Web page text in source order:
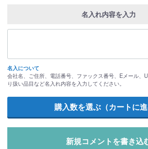
名入れ内容を入力
名入について
会社名、ご住所、電話番号、ファックス番号、Eメール、
り扱い品目など名入れ内容を入力してください。
新規コメントを書き込